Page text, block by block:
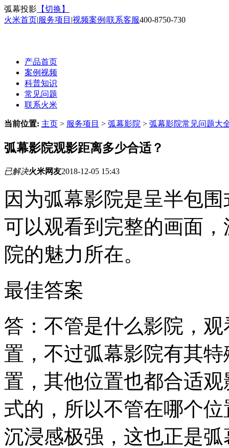
弧幕投影 【切换】
火米首页|服务项目 |视频案例 |联系客服400-8750-730
产品首页
案例视频
科普知识
常见问题
联系火米
当前位置: 主页 > 服务项目 > 弧幕影院 > 弧幕影院常见问题大
弧幕影院观影距离多少合适？
已解决火米网友2018-12-05 15:43
因为弧幕影院是呈半包
可以观看到完整的画面
院的魅力所在。
最佳答案
答：不管是什么影院，
置，不过弧幕影院有其
置，其他位置也都合适
式的，所以不管在哪个
沉浸感极强，这也正是